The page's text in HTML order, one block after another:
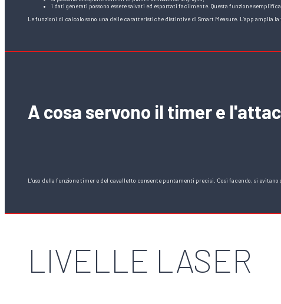
i dati generati possono essere salvati ed esportati facilmente. Questa funzione
Le funzioni di calcolo sono una delle caratteristiche distintive di Smart Measure. L’app amplia
A cosa servono il timer e
L’uso della funzione timer e del cavalletto consente puntamenti precisi. Così facendo, si
LIVELLE LASER